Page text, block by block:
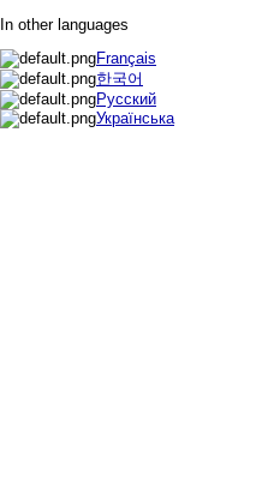
In other languages
Français
한국어
Русский
Українська